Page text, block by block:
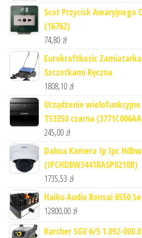
Scot Przycisk Awaryjnego
(16762)
74,80 zł
Eurokraftbasic Zamiatarka
Szczotkami Ręczna
1808,10 zł
Urządzenie wielofunkcyjne
TS3350 czarna
245,00 zł
Dahua Kamera Ip Ipc
(IPCHDBW3441RASP0210B)
1735,53 zł
Haiku Audio Bonsai 6550
12800,00 zł
Karcher SGV 6/5 1.092-000.0